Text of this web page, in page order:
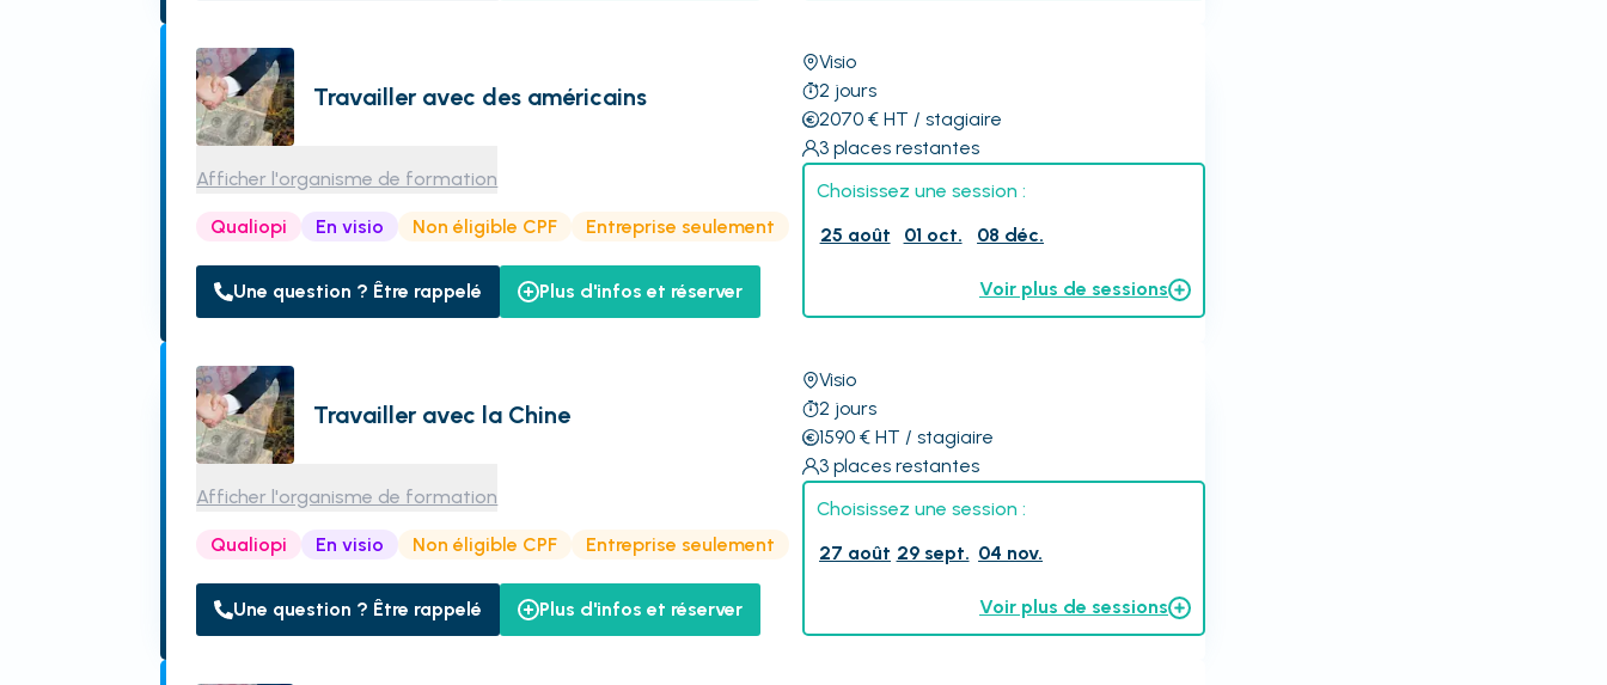
Travailler avec des américains
Afficher l'organisme de formation
Qualiopi En visio Non éligible CPF Entreprise seulement
Une question ? Être rappelé Plus d'infos et réserver
Visio
2 jours
2070€ HT / stagiaire
3 places restantes
Choisissez une session :
25 août
01 oct. 08 déc.
Voir plus de sessions
Travailler avec la Chine
Afficher l'organisme de formation
Qualiopi En visio Non éligible CPF Entreprise seulement
Une question ? Être rappelé Plus d'infos et réserver
Visio
2 jours
1590€ HT / stagiaire
3 places restantes
Choisissez une session :
27 août 29 sept. 04 nov.
Voir plus de sessions